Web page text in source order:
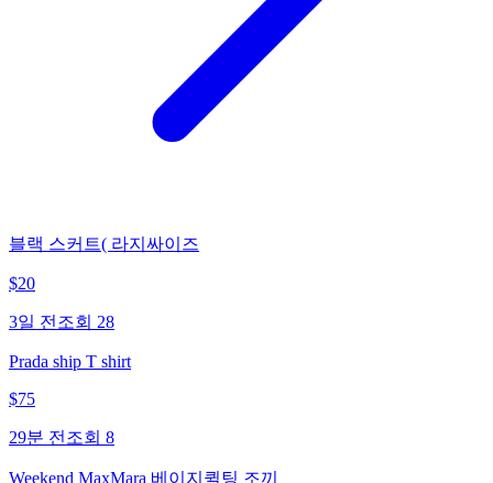
블랙 스커트( 라지싸이즈
$20
3일 전 조회 28
Prada ship T shirt
$75
29분 전 조회 8
Weekend MaxMara 베이지퀼팅 조끼